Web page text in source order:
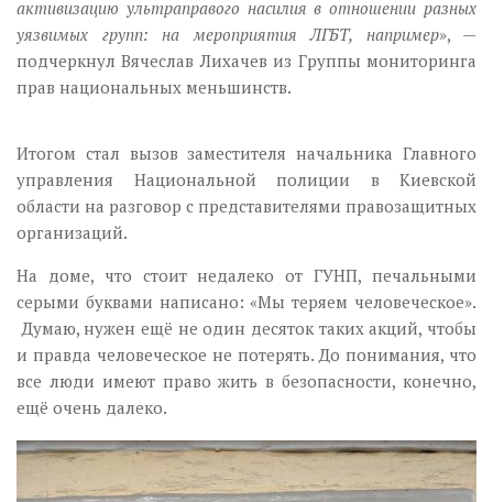
активизацию ультраправого насилия в отношении разных
уязвимых групп: на мероприятия ЛГБТ, например», —
подчеркнул Вячеслав Лихачев из Группы мониторинга
прав национальных меньшинств.
Итогом стал вызов заместителя начальника Главного
управления Национальной полиции в Киевской
области на разговор с представителями правозащитных
организаций.
На доме, что стоит недалеко от ГУНП, печальными
серыми буквами написано: «Мы теряем человеческое».
Думаю, нужен ещё не один десяток таких акций, чтобы
и правда человеческое не потерять. До понимания, что
все люди имеют право жить в безопасности, конечно,
ещё очень далеко.